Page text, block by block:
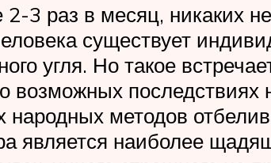
3 раз в месяц, никаких
существует
угля. Но такое
возможных последствиях
народных методов
является наиболее